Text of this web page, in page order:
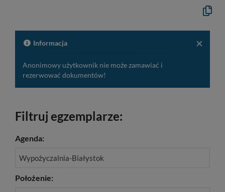
Kopiuj
do
×
Informacja
Anonimowy użytkownik nie może zamawiać i
rezerwować dokumentów!
Filtruj egzemplarze:
Agenda:
Wypożyczalnia-Białystok
Położenie: